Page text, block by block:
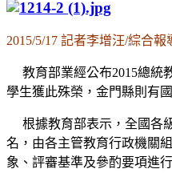
2015/5/17 記者李增汪/綜合報
教育部業經公布2015總統
學生獲此殊榮，金門縣則有
根據教育部表示，全國各
名，由各主管教育行政機關
象、評審基準及參酌要項進